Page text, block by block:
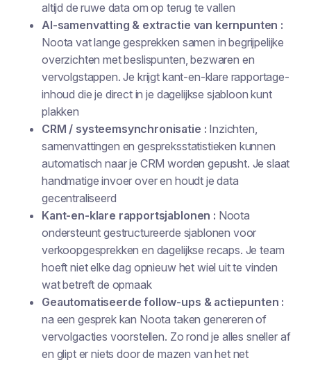
altijd de ruwe data om op terug te vallen
AI-samenvatting & extractie van kernpunten :
Noota vat lange gesprekken samen in begrijpelijke
overzichten met beslispunten, bezwaren en
vervolgstappen. Je krijgt kant-en-klare rapportage-
inhoud die je direct in je dagelijkse sjabloon kunt
plakken
CRM / systeemsynchronisatie : Inzichten,
samenvattingen en gespreksstatistieken kunnen
automatisch naar je CRM worden gepusht. Je slaat
handmatige invoer over en houdt je data
gecentraliseerd
Kant-en-klare rapportsjablonen : Noota
ondersteunt gestructureerde sjablonen voor
verkoopgesprekken en dagelijkse recaps. Je team
hoeft niet elke dag opnieuw het wiel uit te vinden
wat betreft de opmaak
Geautomatiseerde follow-ups & actiepunten :
na een gesprek kan Noota taken genereren of
vervolgacties voorstellen. Zo rond je alles sneller af
en glipt er niets door de mazen van het net